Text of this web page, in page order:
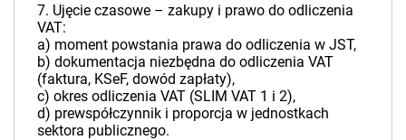
7. Ujęcie czasowe – zakupy i prawo do odliczenia
VAT:
a) moment powstania prawa do odliczenia w JST,
b) dokumentacja niezbędna do odliczenia VAT
(faktura, KSeF, dowód zapłaty),
c) okres odliczenia VAT (SLIM VAT 1 i 2),
d) prewspółczynnik i proporcja w jednostkach
sektora publicznego.